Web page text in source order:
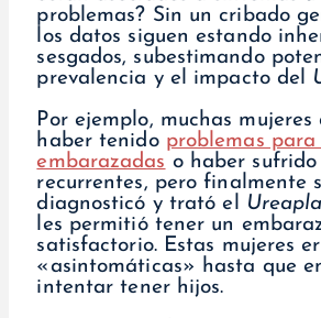
problemas? Sin un cribado
los datos siguen estando
sesgados, subestimando
prevalencia y el impacto del
Por ejemplo, muchas
haber tenido problemas para
embarazadas o haber
recurrentes, pero finalmente
diagnosticó y trató el
les permitió tener un
satisfactorio. Estas mujeres
«asintomáticas» hasta que
intentar tener hijos.